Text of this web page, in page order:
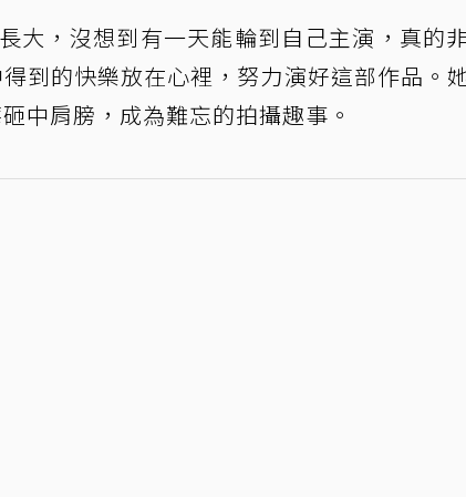
大，沒想到有一天能輪到自己主演，真的
到的快樂放在心裡，努力演好這部作品。
中肩膀，成為難忘的拍攝趣事。